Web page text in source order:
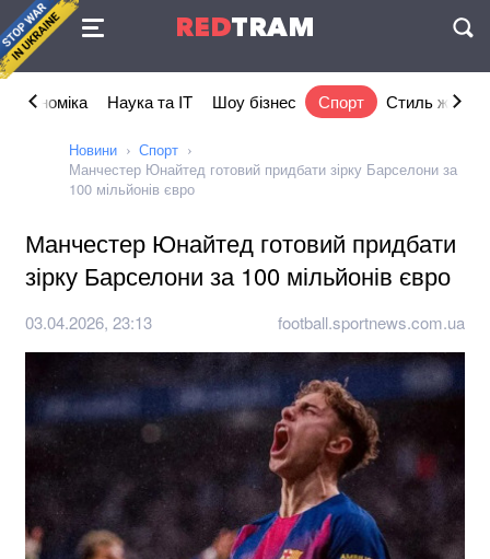
REDTRAM
Угода
Економіка Наука та IT Шоу бізнес Спорт Стиль життя
Новини
Спорт
Манчестер Юнайтед готовий придбати зірку Барселони за
100 мільйонів євро
Манчестер Юнайтед готовий придбати
зірку Барселони за 100 мільйонів євро
03.04.2026, 23:13 football.sportnews.com.ua